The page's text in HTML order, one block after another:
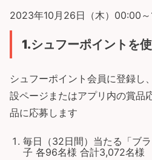
2023年10月26日（木）00:00
1.シュフーポイントを
シュフーポイント会員に登録し
設ページまたはアプリ内の賞品
品に応募します
毎日（32日間）当たる「ブ
子 各96名様 合計3,072名様